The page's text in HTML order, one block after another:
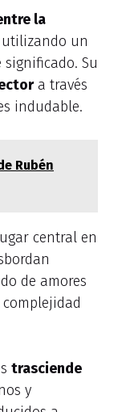
la
un
Su
a través
indudable.
Rubén
central en
de amores
trasciende
y